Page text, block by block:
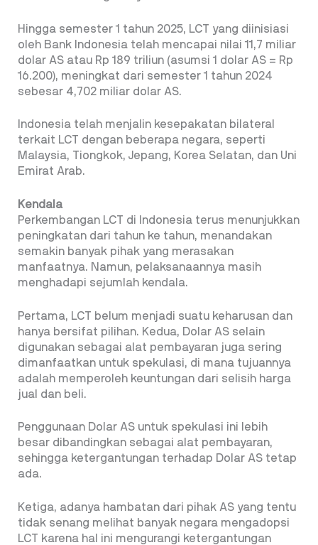
Hingga semester 1 tahun 2025, LCT yang diinisiasi
oleh Bank Indonesia telah mencapai nilai 11,7 miliar
dolar AS atau Rp 189 triliun (asumsi 1 dolar AS = Rp
16.200), meningkat dari semester 1 tahun 2024
sebesar 4,702 miliar dolar AS.
Indonesia telah menjalin kesepakatan bilateral
terkait LCT dengan beberapa negara, seperti
Malaysia, Tiongkok, Jepang, Korea Selatan, dan Uni
Emirat Arab.
Kendala
Perkembangan LCT di Indonesia terus menunjukkan
peningkatan dari tahun ke tahun, menandakan
semakin banyak pihak yang merasakan
manfaatnya. Namun, pelaksanaannya masih
menghadapi sejumlah kendala.
Pertama, LCT belum menjadi suatu keharusan dan
hanya bersifat pilihan. Kedua, Dolar AS selain
digunakan sebagai alat pembayaran juga sering
dimanfaatkan untuk spekulasi, di mana tujuannya
adalah memperoleh keuntungan dari selisih harga
jual dan beli.
Penggunaan Dolar AS untuk spekulasi ini lebih
besar dibandingkan sebagai alat pembayaran,
sehingga ketergantungan terhadap Dolar AS tetap
ada.
Ketiga, adanya hambatan dari pihak AS yang tentu
tidak senang melihat banyak negara mengadopsi
LCT karena hal ini mengurangi ketergantungan